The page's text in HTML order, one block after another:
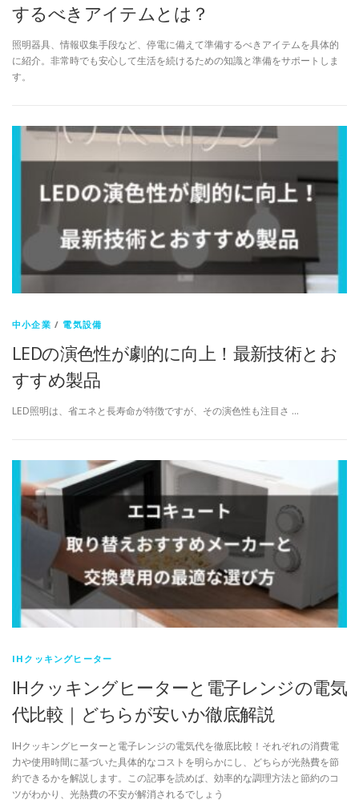
するべきアイテムとは？
照明器具、情報収集手段など、停電に備えて準備するべきアイテムを具体的
に紹介。非常時でも安心して生活を続けるための知識と準備をサポートしま
す。
中小企業 / 電気設備
LEDの演色性が劇的に向上！最新技術とお
すすめ製品
LED照明は、省エネと長寿命が特徴ですが、その演色性も注目さ …
IHクッキングヒーター
IHクッキングヒーターと電子レンジの電気
代比較｜どちらが安いか徹底解説
IHクッキングヒーターと電子レンジの電気代を徹底比較！それぞれの消費電
力や使用時間に基づいた具体的なコストを明らかにし、どちらが光熱費を節
約できるかを解説します。この記事を読めば、効率的な調理方法と節約のコ
ツがわかり、光熱費の不安が解消されるでしょう